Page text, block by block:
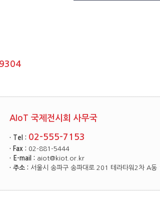
AIoT 국제전시회 사무국
· Tel : 02-555-7153
· Fax : 02-881-5444
· E-mail : aiot@kiot.or.kr
· 주소 : 서울시 송파구 송파대로 201 테라타워2차 A